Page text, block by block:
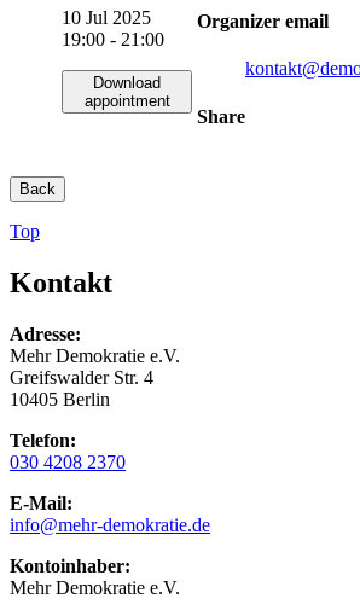
10 Jul 2025
19:00 - 21:00
Download
appointment
Organizer email
kontakt
Share
Back
Top
Kontakt
Adresse:
Mehr Demokratie e.V.
Greifswalder Str. 4
10405 Berlin
Telefon:
030 4208 2370
E-Mail:
info@mehr-demokratie.de
Kontoinhaber:
Mehr Demokratie e.V.